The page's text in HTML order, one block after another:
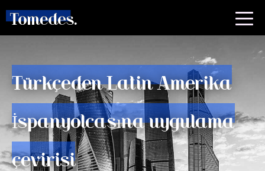
Türkçeden Latin Amerika
İspanyolcasına uygulama
çevirisi